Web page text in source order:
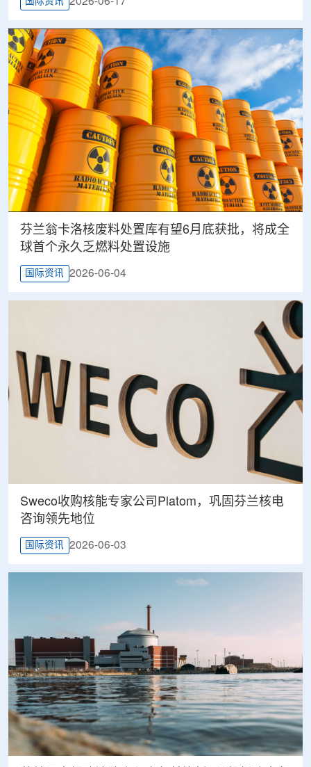
芬兰翁卡洛核废料处置库有望6月底获批，将成全
球首个永久乏燃料处置设施
国际资讯 2026-06-04
Sweco收购核能专家公司Platom，巩固芬兰核电
咨询领先地位
国际资讯 2026-06-03